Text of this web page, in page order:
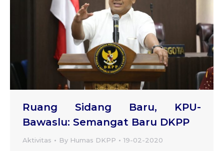
Ruang Sidang Baru, KPU-
Bawaslu: Semangat Baru DKPP
Aktivitas By Humas DKPP 19-02-2020